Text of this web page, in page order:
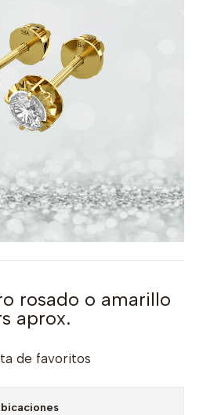
rosado o amarillo
aprox.
de favoritos